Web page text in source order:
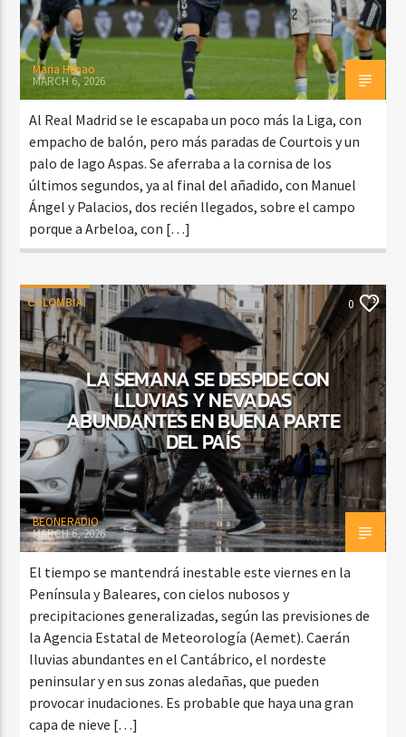
Maria Henao
MARCH 6, 2026
Al Real Madrid se le escapaba un poco más la Liga, con
empacho de balón, pero más paradas de Courtois y un
palo de Iago Aspas. Se aferraba a la cornisa de los
últimos segundos, ya al final del añadido, con Manuel
Ángel y Palacios, dos recién llegados, sobre el campo
porque a Arbeloa, con […]
COLOMBIA 0
LA SEMANA SE DESPIDE CON
LLUVIAS Y NEVADAS
ABUNDANTES EN BUENA PARTE
DEL PAÍS
BEONERADIO
MARCH 6, 2026
El tiempo se mantendrá inestable este viernes en la
Península y Baleares, con cielos nubosos y
precipitaciones generalizadas, según las previsiones de
la Agencia Estatal de Meteorología (Aemet). Caerán
lluvias abundantes en el Cantábrico, el nordeste
peninsular y en sus zonas aledañas, que pueden
provocar inudaciones. Es probable que haya una gran
capa de nieve […]